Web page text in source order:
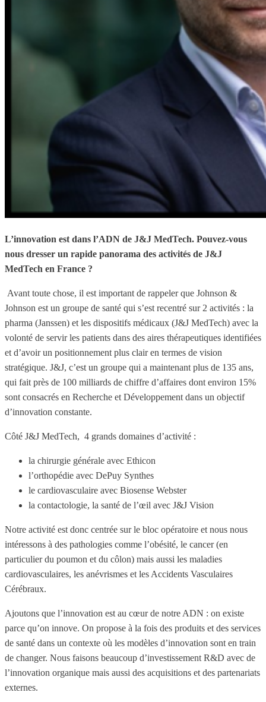
L’innovation est dans l’ADN de J&J MedTech. Pouvez-vous
nous dresser un rapide panorama des activités de J&J
MedTech en France ?
Avant toute chose, il est important de rappeler que Johnson &
Johnson est un groupe de santé qui s’est recentré sur 2 activités : la
pharma (Janssen) et les dispositifs médicaux (J&J MedTech) avec la
volonté de servir les patients dans des aires thérapeutiques identifiées
et d’avoir un positionnement plus clair en termes de vision
stratégique. J&J, c’est un groupe qui a maintenant plus de 135 ans,
qui fait près de 100 milliards de chiffre d’affaires dont environ 15%
sont consacrés en Recherche et Développement dans un objectif
d’innovation constante.
Côté J&J MedTech, 4 grands domaines d’activité :
la chirurgie générale avec Ethicon
l’orthopédie avec DePuy Synthes
le cardiovasculaire avec Biosense Webster
la contactologie, la santé de l’œil avec J&J Vision
Notre activité est donc centrée sur le bloc opératoire et nous nous
intéressons à des pathologies comme l’obésité, le cancer (en
particulier du poumon et du côlon) mais aussi les maladies
cardiovasculaires, les anévrismes et les Accidents Vasculaires
Cérébraux.
Ajoutons que l’innovation est au cœur de notre ADN : on existe
parce qu’on innove. On propose à la fois des produits et des services
de santé dans un contexte où les modèles d’innovation sont en train
de changer. Nous faisons beaucoup d’investissement R&D avec de
l’innovation organique mais aussi des acquisitions et des partenariats
externes.